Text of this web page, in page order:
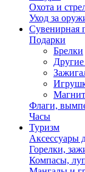
Охота и
Уход за
Сувенирная
Подарки
Брелки
Флаги,
Часы
Туризм
Аксессуары
Горелки,
Компасы,